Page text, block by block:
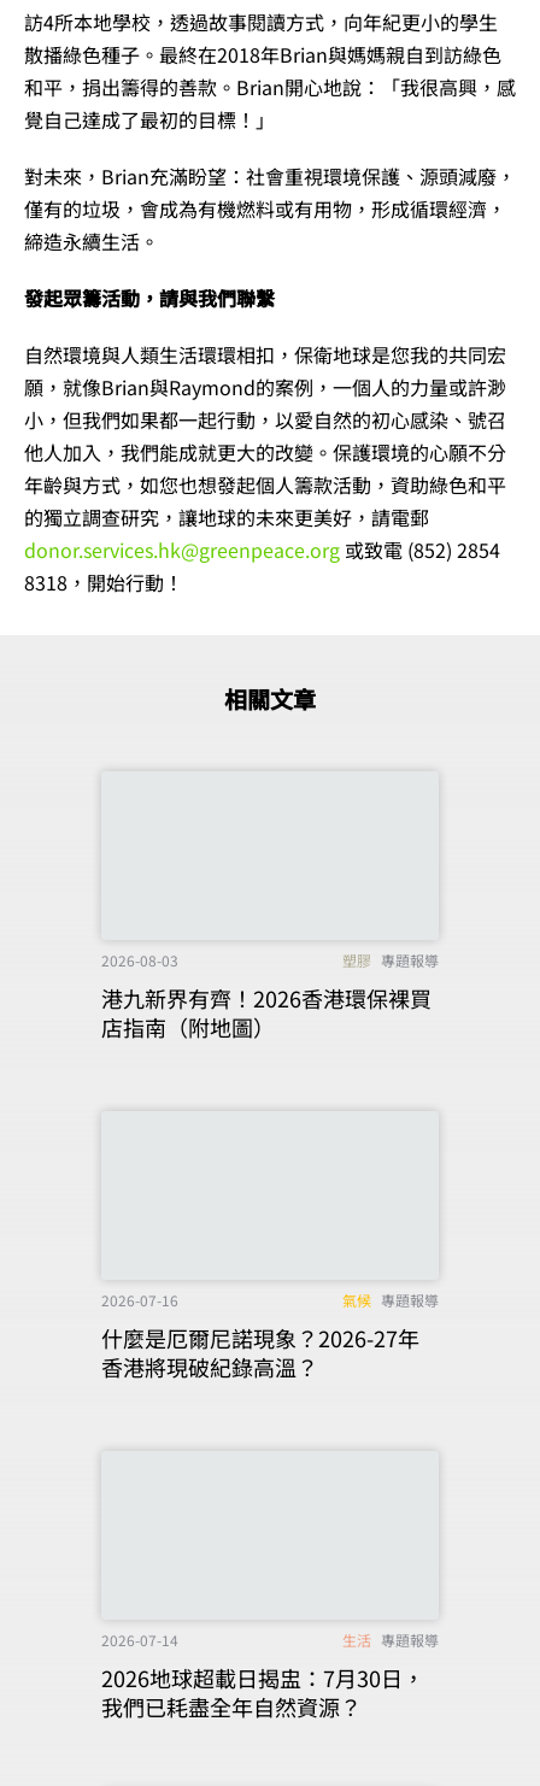
訪4所本地學校，透過故事閱讀方式，向年紀更小的學生
散播綠色種子。最終在2018年Brian與媽媽親自到訪綠色
和平，捐出籌得的善款。Brian開心地說：「我很高興，感
覺自己達成了最初的目標！」
對未來，Brian充滿盼望：社會重視環境保護、源頭減廢，
僅有的垃圾，會成為有機燃料或有用物，形成循環經濟，
締造永續生活。
發起眾籌活動，請與我們聯繫
自然環境與人類生活環環相扣，保衛地球是您我的共同宏
願，就像Brian與Raymond的案例，一個人的力量或許渺
小，但我們如果都一起行動，以愛自然的初心感染、號召
他人加入，我們能成就更大的改變。保護環境的心願不分
年齡與方式，如您也想發起個人籌款活動，資助綠色和平
的獨立調查研究，讓地球的未來更美好，請電郵
donor.services.hk@greenpeace.org 或致電 (852) 2854
8318，開始行動！
相關文章
2026-08-03 塑膠 專題報導
港九新界有齊！2026香港環保裸買
店指南（附地圖）
2026-07-16 氣候 專題報導
什麼是厄爾尼諾現象？2026-27年
香港將現破紀錄高溫？
2026-07-14 生活 專題報導
2026地球超載日揭盅：7月30日，
我們已耗盡全年自然資源？